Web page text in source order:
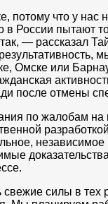
что у нас
в России пытают
— рассказал
Омске или
после отмены
по жалобам
независимое
силы в тех